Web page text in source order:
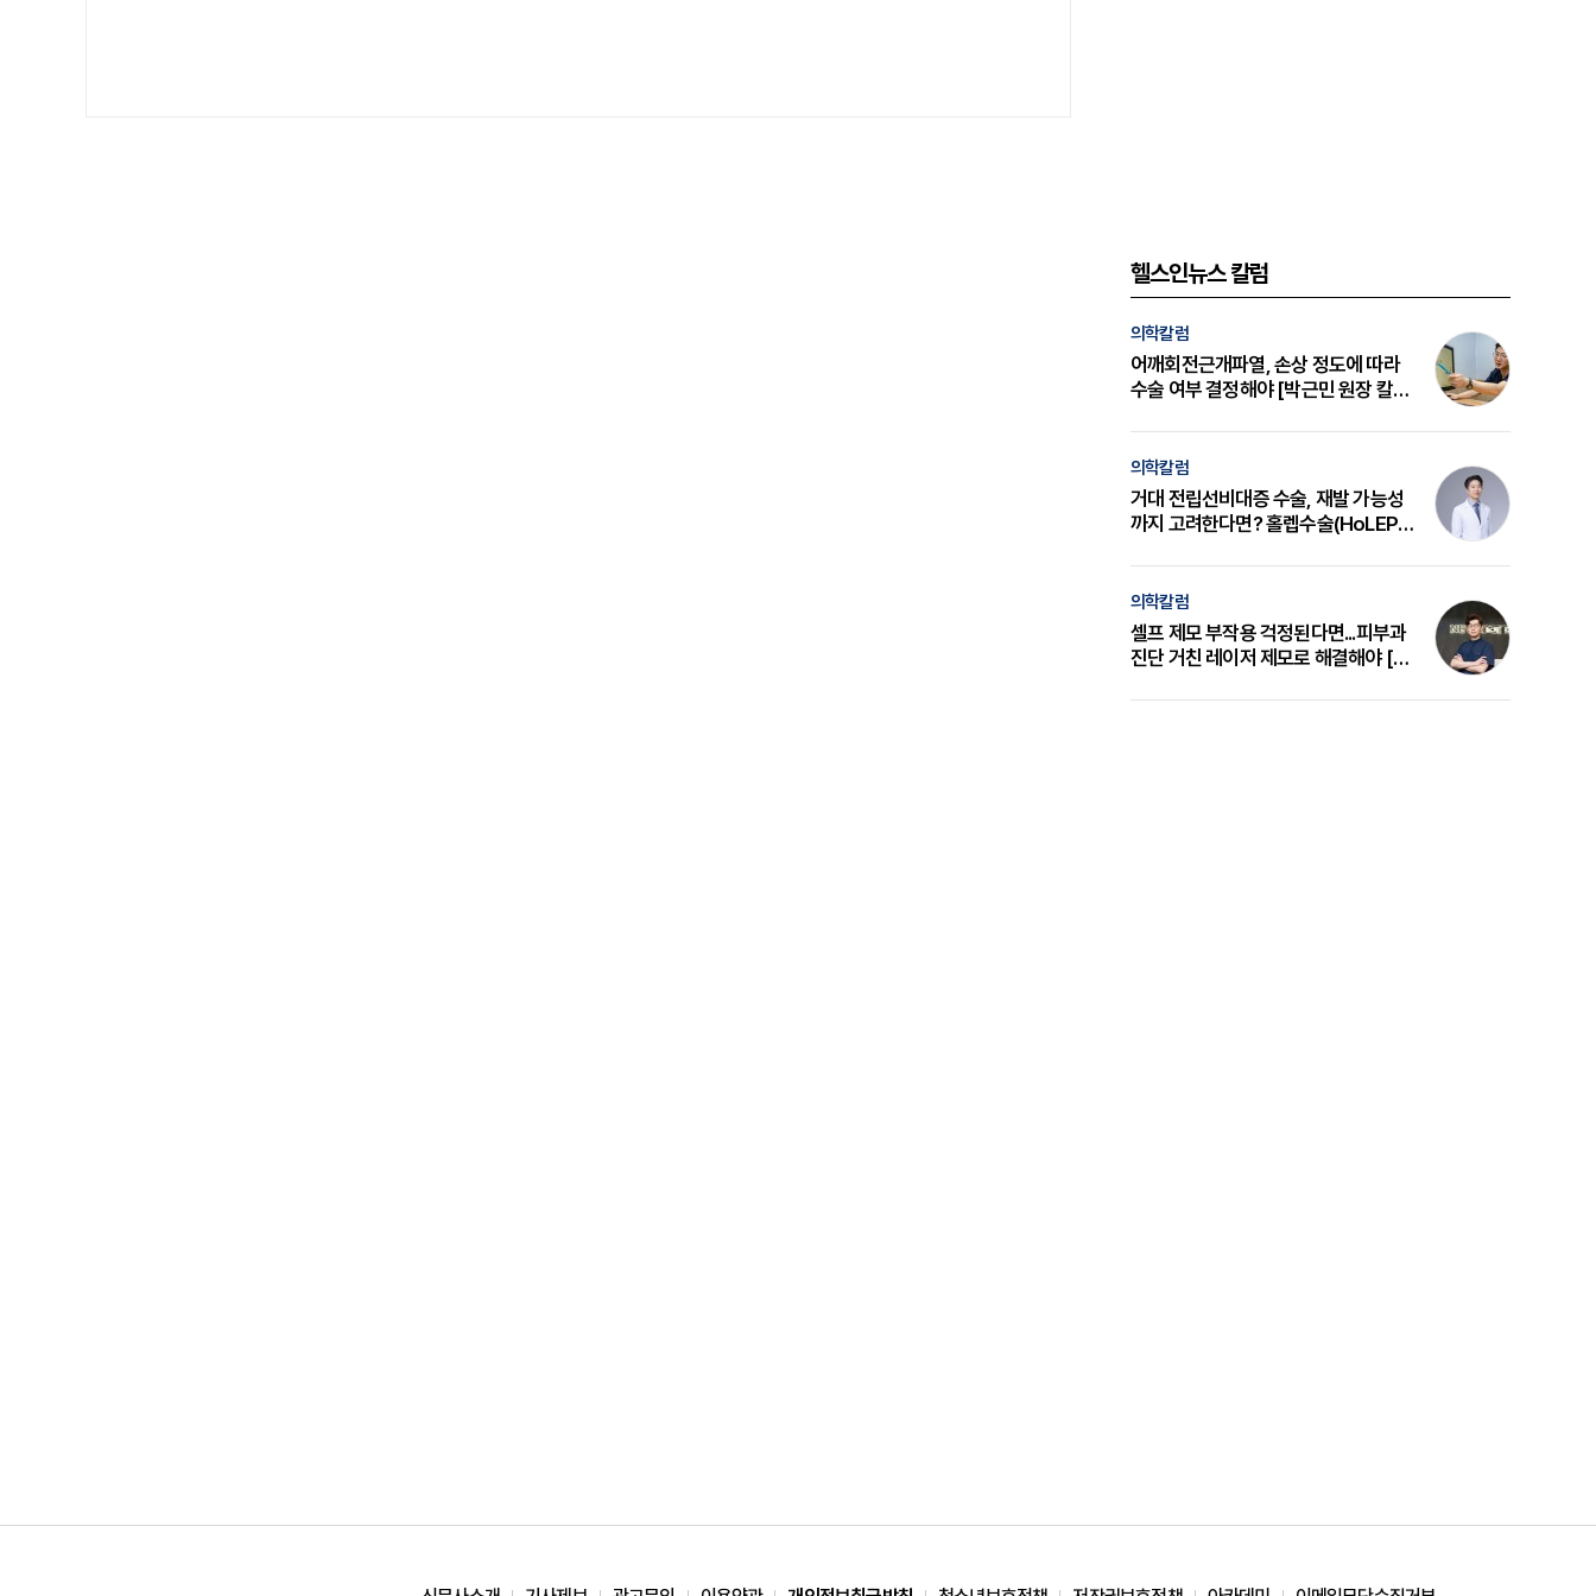
헬스인뉴스 칼럼
의학칼럼
어깨회전근개파열, 손상 정도에 따라
수술 여부 결정해야 [박근민 원장 칼
의학칼럼
거대 전립선비대증 수술, 재발 가능성
까지 고려한다면? 홀렙수술(HoLEP)
의학칼럼
셀프 제모 부작용 걱정된다면...피부과
진단 거친 레이저 제모로 해결해야 [변